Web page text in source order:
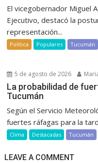
El vicegobernador Miguel
Ejecutivo, destacó la
representación...
Política Populares Tucumán
5 de agosto de 2026
La probabilidad de
Tucumán
Según el Servicio
fuertes ráfagas para la
Clima Destacadas Tucumán
LEAVE A COMMENT